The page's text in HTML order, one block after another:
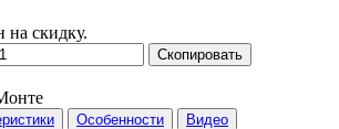
скидку.
Скопировать
Особенности Видео